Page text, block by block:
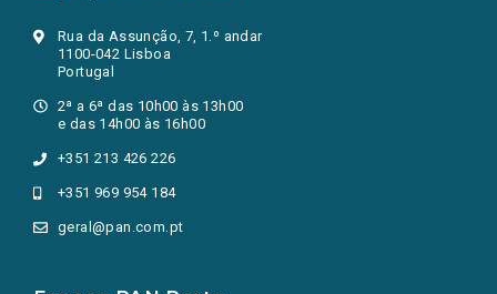
Rua da Assunção, 7, 1.º andar
1100-042 Lisboa
Portugal
2ª a 6ª das 10h00 às 13h00
e das 14h00 às 16h00
+351 213 426 226
+351 969 954 184
geral@pan.com.pt